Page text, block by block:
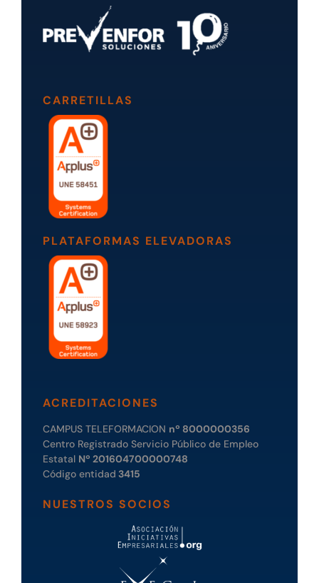
CARRETILLAS
PLATAFORMAS ELEVADORAS
ACREDITACIONES
CAMPUS TELEFORMACION nº 8000000356
Centro Registrado Servicio Público de Empleo
Estatal Nº 201604700000748
Código entidad 3415
NUESTROS SOCIOS